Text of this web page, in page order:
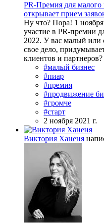
PR-Премия для малого
открывает прием
Ну что? Пора! 1
участие в PR-премии
2022. У вас малый или
свое дело,
клиентов и
#малый бизнес
#пиар
#премия
#продвижение
#громче
#старт
2 ноября 2021 г.
Виктория Ханеня